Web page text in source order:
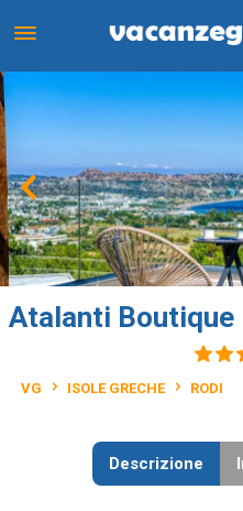
Atalanti Boutique
VG ISOLE GRECHE RODI
Descrizione